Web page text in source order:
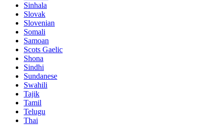
Sinhala
Slovak
Slovenian
Somali
Samoan
Scots Gaelic
Shona
Sindhi
Sundanese
Swahili
Tajik
Tamil
Telugu
Thai